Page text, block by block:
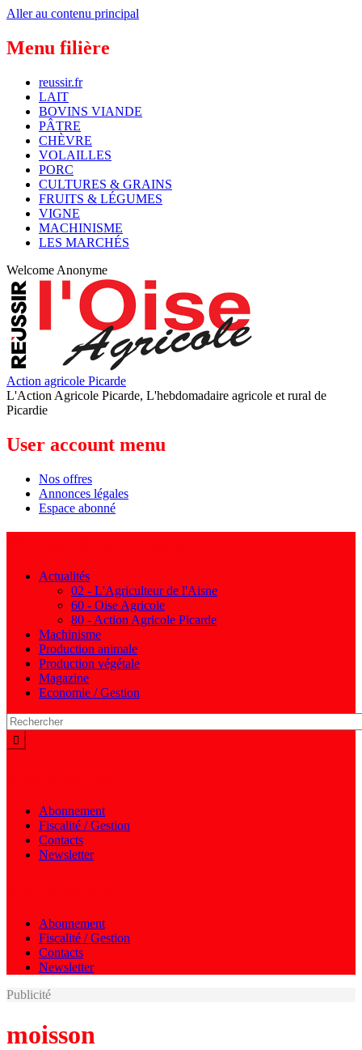
Aller au contenu principal
Menu filière
reussir.fr
LAIT
BOVINS VIANDE
PÂTRE
CHÈVRE
VOLAILLES
PORC
CULTURES & GRAINS
FRUITS & LÉGUMES
VIGNE
MACHINISME
LES MARCHÉS
Welcome Anonyme
Action agricole Picarde
L'Action Agricole Picarde, L'hebdomadaire agricole et rural de
Picardie
User account menu
Nos offres
Annonces légales
Espace abonné
Actualités
02 - L'Agriculteur de l'Aisne
60 - Oise Agricole
80 - Action Agricole Picarde
Machinisme
Production animale
Production végétale
Magazine
Economie / Gestion
Abonnement
Fiscalité / Gestion
Contacts
Newsletter
Abonnement
Fiscalité / Gestion
Contacts
Newsletter
Publicité
moisson